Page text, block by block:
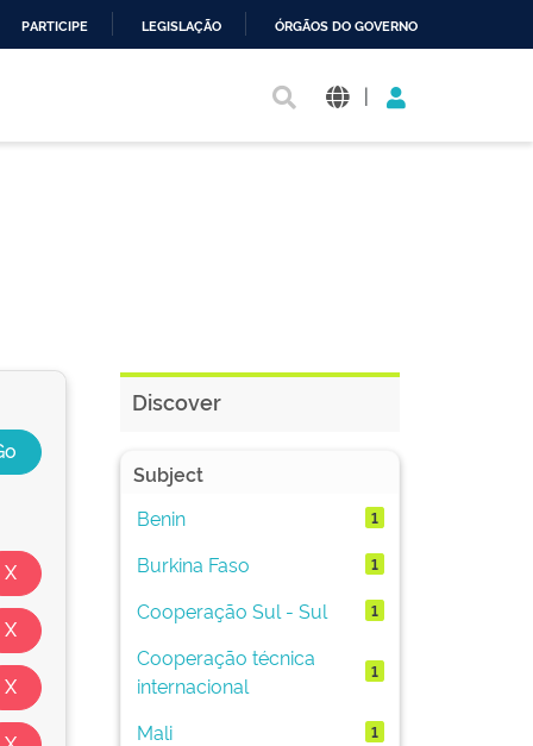
PARTICIPE LEGISLAÇÃO ÓRGÃOS DO GOVERNO
|
Discover
Subject
Benin
1
Burkina Faso 1
Cooperação Sul - Sul 1
Cooperação técnica
internacional
1
Mali 1